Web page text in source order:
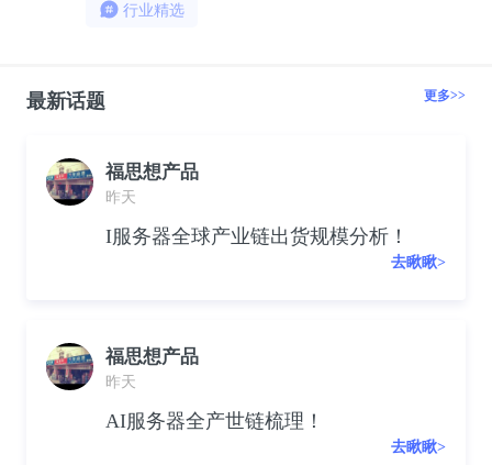
行业精选
最新话题 更多>>
福思想产品
昨天
I服务器全球产业链出货规模分析！
去瞅瞅>
福思想产品
昨天
AI服务器全产世链梳理！
去瞅瞅>